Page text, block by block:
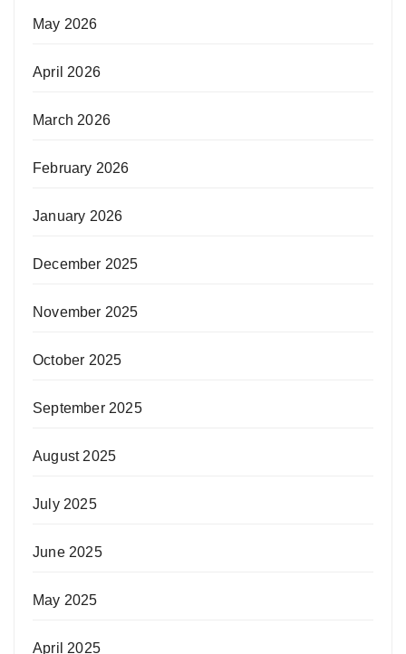
May 2026
April 2026
March 2026
February 2026
January 2026
December 2025
November 2025
October 2025
September 2025
August 2025
July 2025
June 2025
May 2025
April 2025